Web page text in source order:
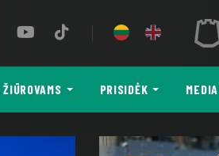
ŽIŪROVAMS PRISIDĖK MEDIA